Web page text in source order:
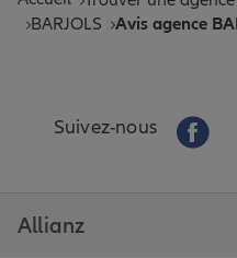
BARJOLS
Avis agence
Suivez-nous Aller
Allianz